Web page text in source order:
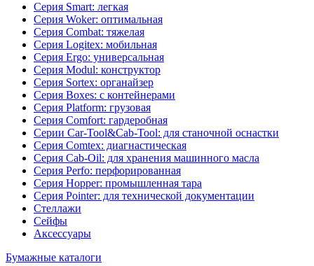
Серия Smart: легкая
Серия Woker: оптимальная
Серия Combat: тяжелая
Серия Logitex: мобильная
Серия Ergo: универсальная
Серия Modul: конструктор
Серия Sortex: органайзер
Серия Boxes: с контейнерами
Серия Platform: грузовая
Серия Comfort: гардеробная
Серии Car-Tool&Cab-Tool: для станочной оснастки
Серия Comtex: диагнастическая
Серия Cab-Oil: для хранения машинного масла
Серия Perfo: перфорированная
Серия Hopper: промышленная тара
Серия Pointer: для технической документации
Стеллажи
Сейфы
Аксессуары
Бумажные каталоги